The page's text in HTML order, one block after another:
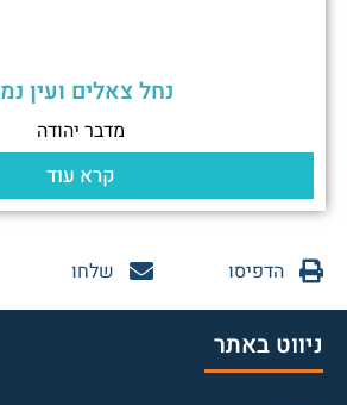
נחל צאלים ועין נמר
מדבר יהודה
קרא עוד
הדפיסו שלחו
ניווט באתר